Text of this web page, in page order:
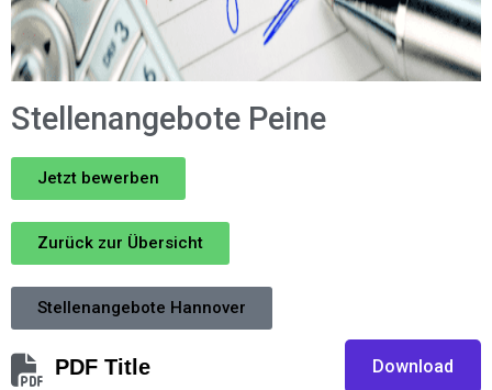
Stellenangebote Peine
Jetzt bewerben
Zurück zur Übersicht
Stellenangebote Hannover
PDF Title
Download